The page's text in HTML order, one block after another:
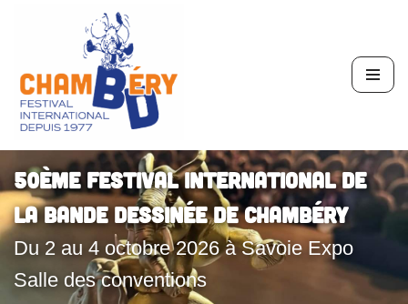
au
contenu
50ème Festival International de
la Bande Dessinée de Chambéry
Du 2 au 4 octobre 2026 à Savoie Expo
Salle des conventions